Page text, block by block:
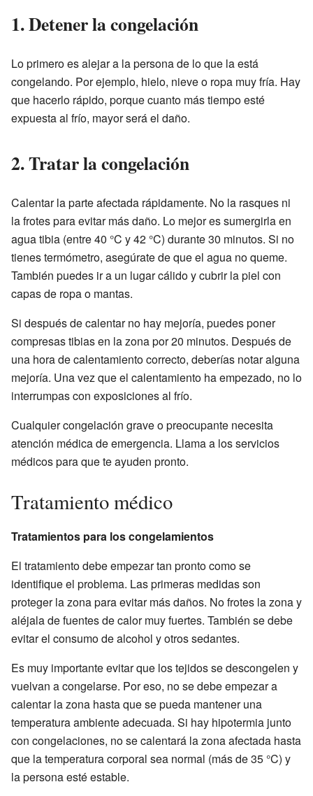
1. Detener la congelación
Lo primero es alejar a la persona de lo que la está
congelando. Por ejemplo, hielo, nieve o ropa muy fría. Hay
que hacerlo rápido, porque cuanto más tiempo esté
expuesta al frío, mayor será el daño.
2. Tratar la congelación
Calentar la parte afectada rápidamente. No la rasques ni
la frotes para evitar más daño. Lo mejor es sumergirla en
agua tibia (entre 40 °C y 42 °C) durante 30 minutos. Si no
tienes termómetro, asegúrate de que el agua no queme.
También puedes ir a un lugar cálido y cubrir la piel con
capas de ropa o mantas.
Si después de calentar no hay mejoría, puedes poner
compresas tibias en la zona por 20 minutos. Después de
una hora de calentamiento correcto, deberías notar alguna
mejoría. Una vez que el calentamiento ha empezado, no lo
interrumpas con exposiciones al frío.
Cualquier congelación grave o preocupante necesita
atención médica de emergencia. Llama a los servicios
médicos para que te ayuden pronto.
Tratamiento médico
Tratamientos para los congelamientos
El tratamiento debe empezar tan pronto como se
identifique el problema. Las primeras medidas son
proteger la zona para evitar más daños. No frotes la zona y
aléjala de fuentes de calor muy fuertes. También se debe
evitar el consumo de alcohol y otros sedantes.
Es muy importante evitar que los tejidos se descongelen y
vuelvan a congelarse. Por eso, no se debe empezar a
calentar la zona hasta que se pueda mantener una
temperatura ambiente adecuada. Si hay hipotermia junto
con congelaciones, no se calentará la zona afectada hasta
que la temperatura corporal sea normal (más de 35 °C) y
la persona esté estable.